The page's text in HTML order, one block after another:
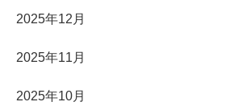
2025年12月
2025年11月
2025年10月